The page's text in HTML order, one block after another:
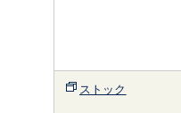
ストック